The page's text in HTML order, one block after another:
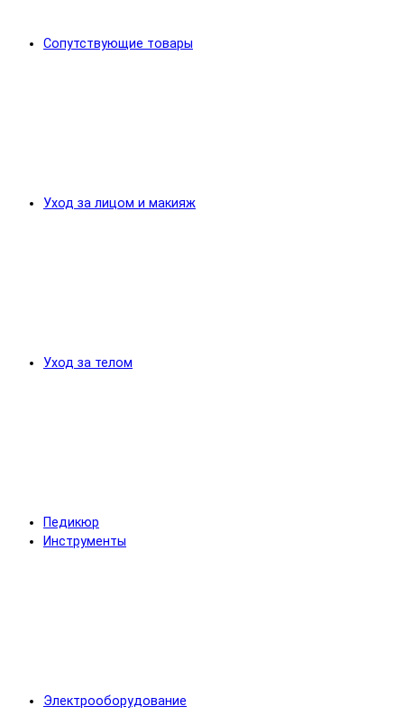
Сопутствующие товары
Уход за лицом и макияж
Уход за телом
Педикюр
Инструменты
Электрооборудование